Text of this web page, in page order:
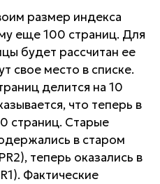
размер индекса
еще 100 страниц. Для
будет рассчитан ее
свое место в списке.
делится на 10
что теперь в
страниц. Старые
в старом
теперь оказались в
Фактические